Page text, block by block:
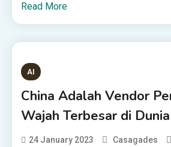
Read More
AI
China Adalah Vendor
Wajah Terbesar di Dunia
24 January 2023 Casagades